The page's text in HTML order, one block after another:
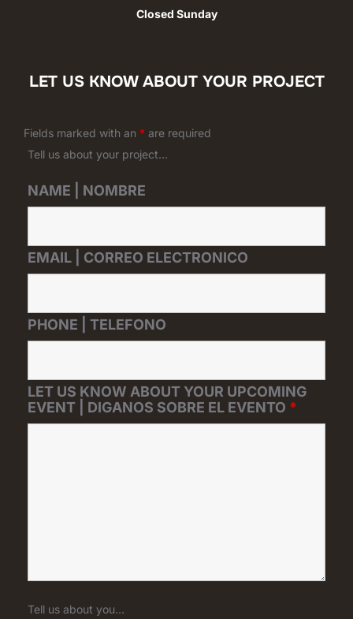
Closed Sunday
LET US KNOW ABOUT YOUR PROJECT
Fields marked with an * are required
Tell us about your project...
NAME | NOMBRE
EMAIL | CORREO ELECTRONICO
PHONE | TELEFONO
LET US KNOW ABOUT YOUR UPCOMING
EVENT | DIGANOS SOBRE EL EVENTO *
Tell us about you...